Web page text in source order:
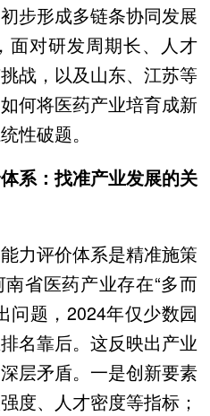
步形成多链条协同发展
面对研发周期长、人才
战，以及山东、江苏等
何将医药产业培育成新
性破题。
系：找准产业发展的关
评价体系是精准施策
省医药产业存在“多而
问题，2024年仅少数园
名靠后。这反映出产业
层矛盾。一是创新要素
度、人才密度等指标；